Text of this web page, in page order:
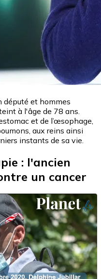
député et hommes
à l'âge de 78 ans.
et de l’œsophage,
aux reins ainsi
instants de sa vie.
: l'ancien
un cancer